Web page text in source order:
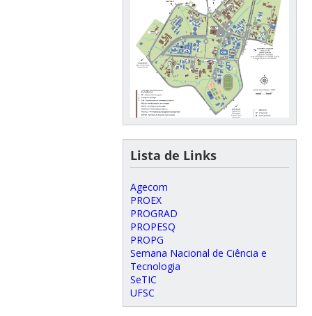
Lista de Links
Agecom
PROEX
PROGRAD
PROPESQ
PROPG
Semana Nacional de Ciência e
Tecnologia
SeTIC
UFSC